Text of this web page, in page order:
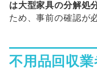
は大型家具の分解処
ため、事前の確認が
不用品回収